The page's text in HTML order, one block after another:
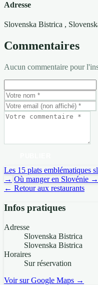
Adresse
Slovenska Bistrica ,
Commentaires
Aucun commentaire pour
Les 15 plats emblématiques
→ Où manger en Slovénie →
← Retour aux restaurants
Infos pratiques
Adresse
Slovenska Bistrica
Slovenska Bistrica
Horaires
Sur réservation
Voir sur Google Maps →